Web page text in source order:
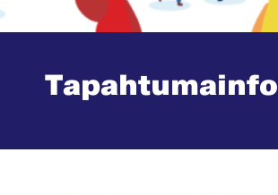
Tapahtumainfo